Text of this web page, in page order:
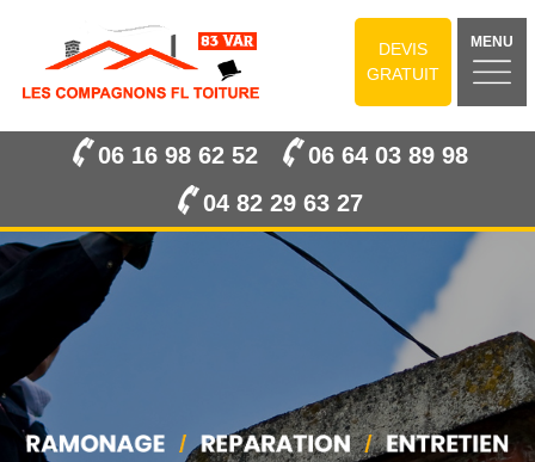
DEVIS
GRATUIT
MENU
06 16 98 62 52
06 64 03 89 98
04 82 29 63 27